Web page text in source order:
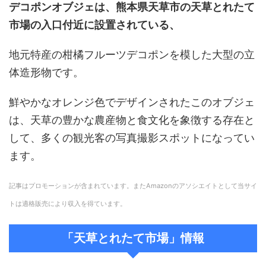
デコポンオブジェは、熊本県天草市の天草とれたて
市場の入口付近に設置されている、
地元特産の柑橘フルーツデコポンを模した大型の立
体造形物です。
鮮やかなオレンジ色でデザインされたこのオブジェ
は、天草の豊かな農産物と食文化を象徴する存在と
して、多くの観光客の写真撮影スポットになってい
ます。
記事はプロモーションが含まれています。またAmazonのアソシエイトとして当サイ
トは適格販売により収入を得ています。
「天草とれたて市場」情報